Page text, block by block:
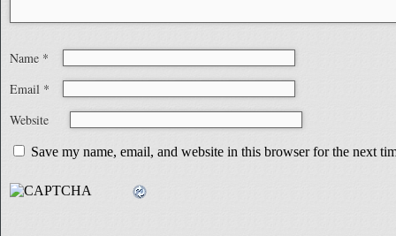
Name *
Email *
Website
Save my name, email, and website in this browser for the next